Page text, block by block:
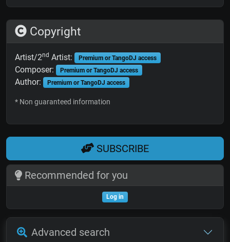
Copyright
Artist/2nd Artist: Premium or TangoDJ access
Composer: Premium or TangoDJ access
Author: Premium or TangoDJ access
* Non guaranteed information
SUBSCRIBE
Recommended for you
Log in
Advanced search